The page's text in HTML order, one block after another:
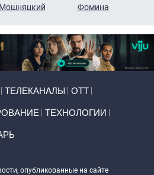
Мошняцкий
Фомина
ТЕЛЕКАНАЛЫ ОТТ
ТЕХНОЛОГИИ
опубликованные на сайте